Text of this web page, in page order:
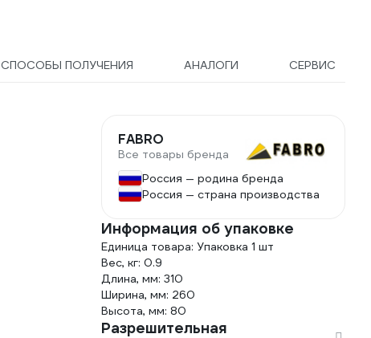
СПОСОБЫ ПОЛУЧЕНИЯ АНАЛОГИ СЕРВИС
FABRO
Все товары бренда
Россия — родина бренда
Россия — страна производства
Информация об упаковке
Единица товара: Упаковка 1 шт
Вес, кг: 0.9
Длина, мм: 310
Ширина, мм: 260
Высота, мм: 80
Разрешительная